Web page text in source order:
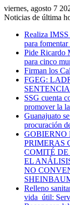
viernes, agosto 7
Noticias de última
Realiza IMSS
para fomentar
Pide Ricardo
para cinco
Firman los
FGEG:
SSG cuenta
promover la
Guanajuato
procuración
GOBIERNO
PRIMERAS
COMITÉ DE
EL
NO
Relleno
vida útil: